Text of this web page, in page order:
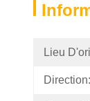
Lieu
Direction: